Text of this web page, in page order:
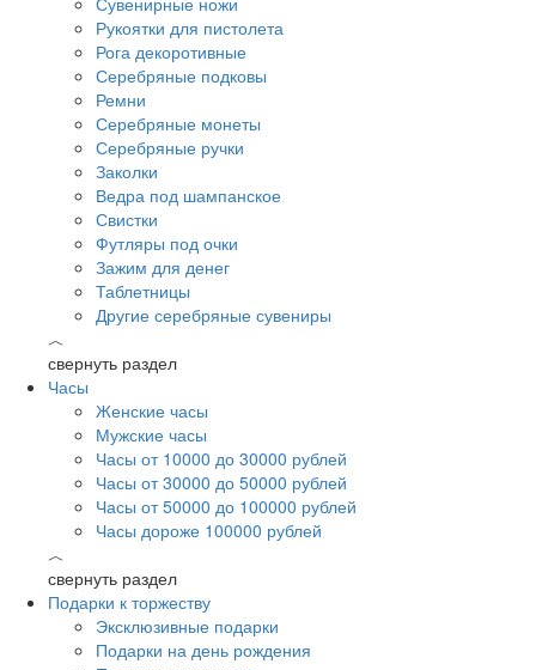
Рукоятки для пистолета
Рога декоротивные
Серебряные подковы
Ремни
Серебряные монеты
Серебряные ручки
Заколки
Ведра под шампанское
Свистки
Футляры под очки
Зажим для денег
Таблетницы
Другие серебряные сувениры
︿
свернуть раздел
Часы
Женские часы
Мужские часы
Часы от 10000 до 30000 рублей
Часы от 30000 до 50000 рублей
Часы от 50000 до 100000 рублей
Часы дороже 100000 рублей
︿
свернуть раздел
Подарки к торжеству
Эксклюзивные подарки
Подарки на день рождения